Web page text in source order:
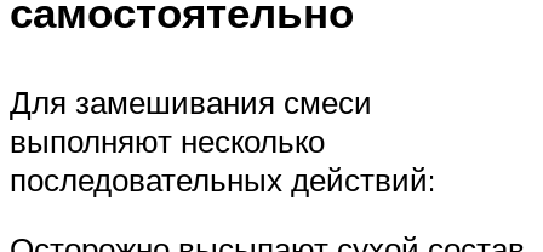
самостоятельно
Для замешивания смеси
выполняют несколько
последовательных действий: